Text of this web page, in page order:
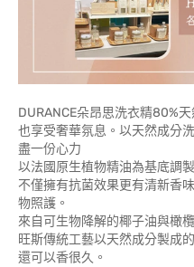
DURANCE朵昂思洗衣精80%
也享受奢華氛息。以天然成分
盡一份心力
以法國原生植物精油為基底調
不僅擁有抗菌效果更有清新香
物照護。
來自可生物降解的椰子油與橄
旺斯傳統工藝以天然成分製成
還可以香很久。